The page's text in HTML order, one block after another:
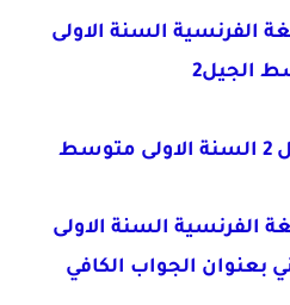
الفرنسية السنة الاولى
الفرنسية السنة الاولى